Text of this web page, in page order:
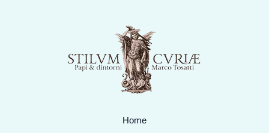
Home